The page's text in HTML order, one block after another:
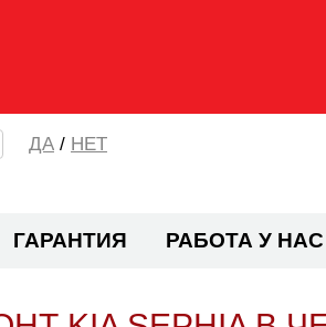
/ НЕТ
ГАРАНТИЯ РАБОТА У НАС